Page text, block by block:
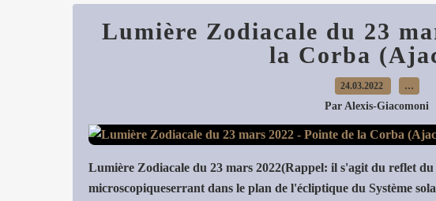
Lumière Zodiacale du 23
la Corba
24.03.2022 …
Par Alexis-Giacomoni
Lumière Zodiacale du 23 mars 2022(Rappel: il s'agit du reflet du
microscopiqueserrant dans le plan de l'écliptique du Système